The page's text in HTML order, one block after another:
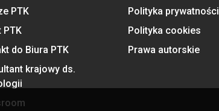
PTK
PTK
do Biura PTK
krajowy ds.
Polityka prywatności
Polityka cookies
Prawa autorskie